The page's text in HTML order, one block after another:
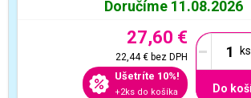
Doručíme 11.08.2026
27,60 €
22,44 €bez DPH
Ušetríte 10%!
+2ks do košíka
-
Do